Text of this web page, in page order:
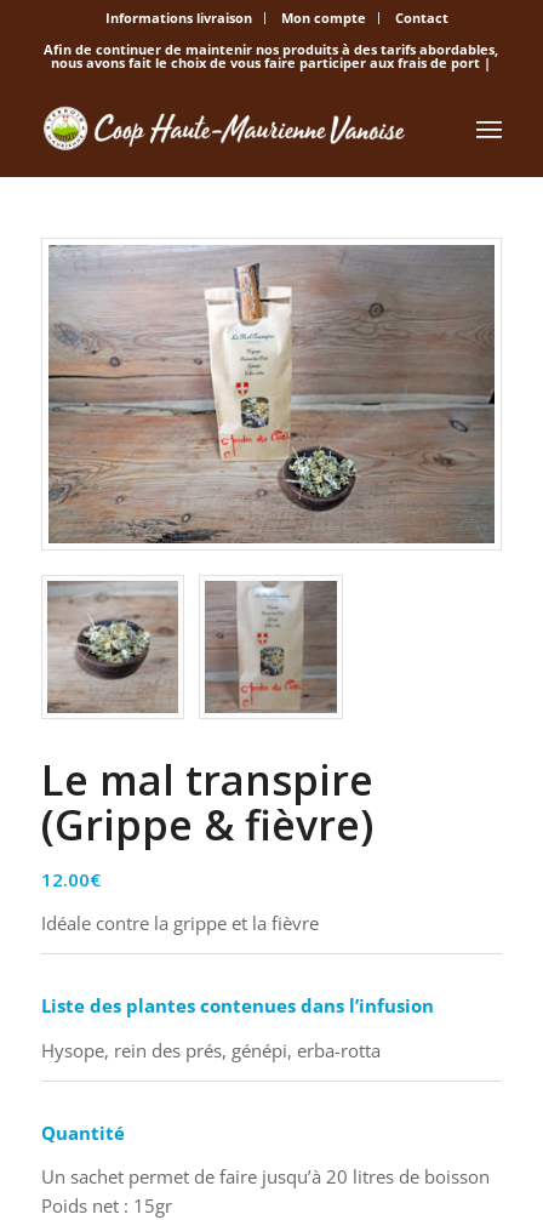
Informations livraison Mon compte
Contact
Afin de continuer de maintenir nos produits à des tarifs abordables,
nous avons fait le choix de vous faire participer aux frais de port |
Le mal transpire
(Grippe & fièvre)
12.00€
Idéale contre la grippe et la fièvre
Liste des plantes contenues dans l’infusion
Hysope, rein des prés, génépi, erba-rotta
Quantité
Un sachet permet de faire jusqu’à 20 litres de boisson
Poids net : 15gr